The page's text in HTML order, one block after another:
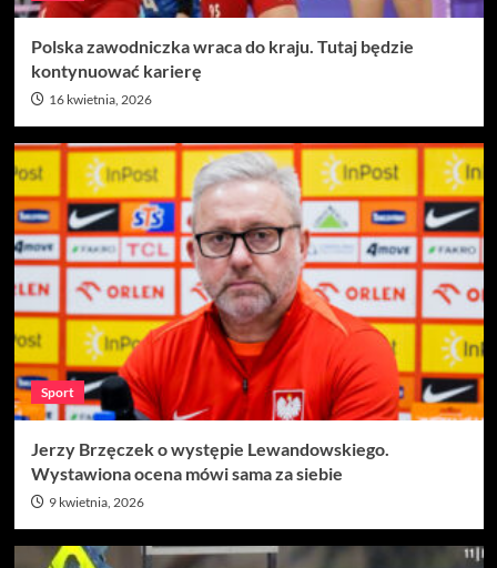
Polska zawodniczka wraca do kraju. Tutaj będzie
kontynuować karierę
16 kwietnia, 2026
Sport
Jerzy Brzęczek o występie Lewandowskiego.
Wystawiona ocena mówi sama za siebie
9 kwietnia, 2026